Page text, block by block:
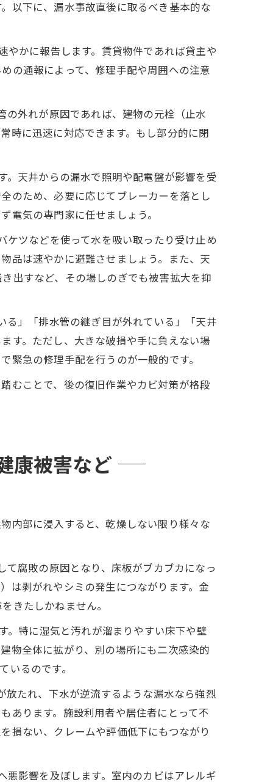
以下に、漏水事故直後に取るべき基本的な
やかに報告します。賃貸物件であれば貸主や
の通報によって、修理手配や周囲への注意
外れが原因であれば、建物の元栓（止水
時に迅速に対応できます。もし部分的に閉
天井からの漏水で照明や配電盤が影響を受
のため、必要に応じてブレーカーを落とし
電気の専門家に任せましょう。
ツなどを使って水を吸い取ったり受け止め
品は速やかに避難させましょう。また、天
出すなど、その場しのぎでも被害拡大を抑
」「排水管の継ぎ目が外れている」「天井
す。ただし、大きな破損や手に負えない場
急の修理手配を行うのが一般的です。
むことで、後の復旧作業やカビ対策が格段
康被害など
内部に浸入すると、乾燥しない限り様々な
腐敗の原因となり、床板がブカブカになっ
は剥がれやシミの発生につながります。金
きたしかねません。
。特に湿気と汚れが溜まりやすい床下や壁
物全体に拡がり、別の場所にも二次感染的
るのです。
たれ、下水が逆流するような漏水なら強烈
あります。施設利用者や居住者にとって不
損ない、クレームや評価低下にもつながり
影響を及ぼします。室内のカビはアレルギ